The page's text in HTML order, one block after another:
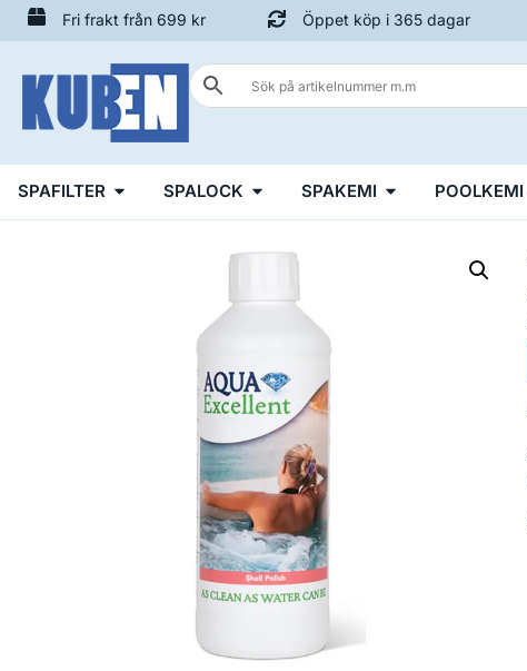
Fri frakt från 699 kr Öppet köp i 365 dagar
SPAFILTER SPALOCK SPAKEMI POOLKEMI